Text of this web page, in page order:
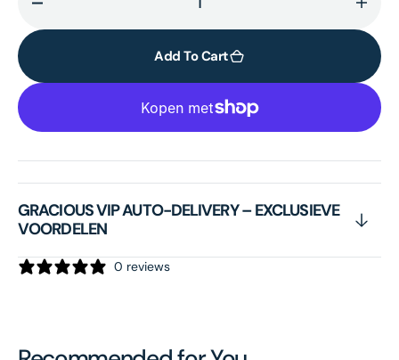
quantity
Peptide
for
Add To Cart
GRACIOUS VIP AUTO-DELIVERY – EXCLUSIEVE
VOORDELEN
0 reviews